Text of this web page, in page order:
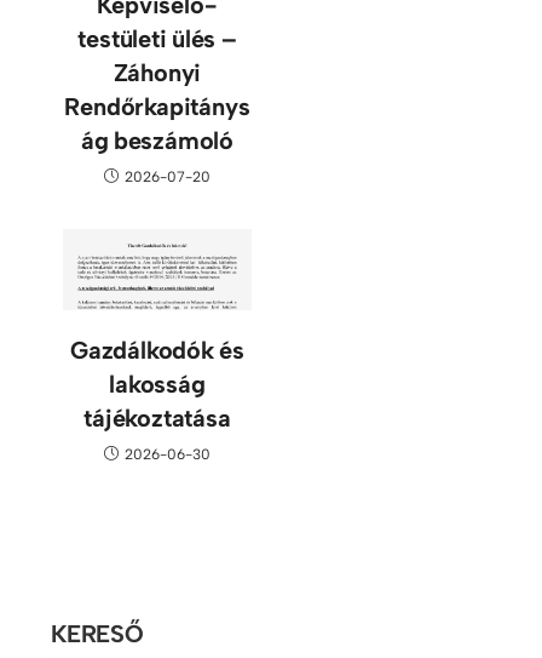
testületi ülés –
Záhonyi
Rendőrkapitánys
ág beszámoló
2026-07-20
Gazdálkodók és
lakosság
tájékoztatása
2026-06-30
KERESŐ